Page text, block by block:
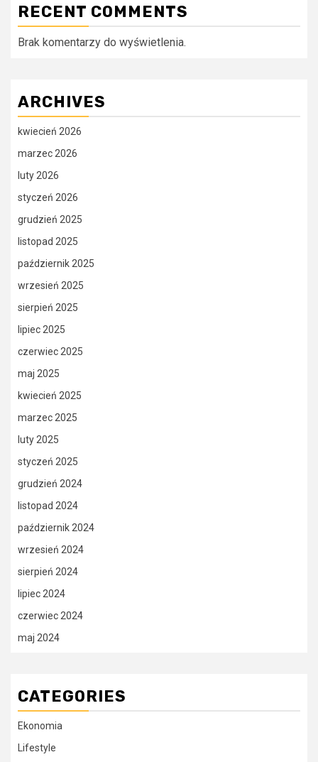
RECENT COMMENTS
Brak komentarzy do wyświetlenia.
ARCHIVES
kwiecień 2026
marzec 2026
luty 2026
styczeń 2026
grudzień 2025
listopad 2025
październik 2025
wrzesień 2025
sierpień 2025
lipiec 2025
czerwiec 2025
maj 2025
kwiecień 2025
marzec 2025
luty 2025
styczeń 2025
grudzień 2024
listopad 2024
październik 2024
wrzesień 2024
sierpień 2024
lipiec 2024
czerwiec 2024
maj 2024
CATEGORIES
Ekonomia
Lifestyle